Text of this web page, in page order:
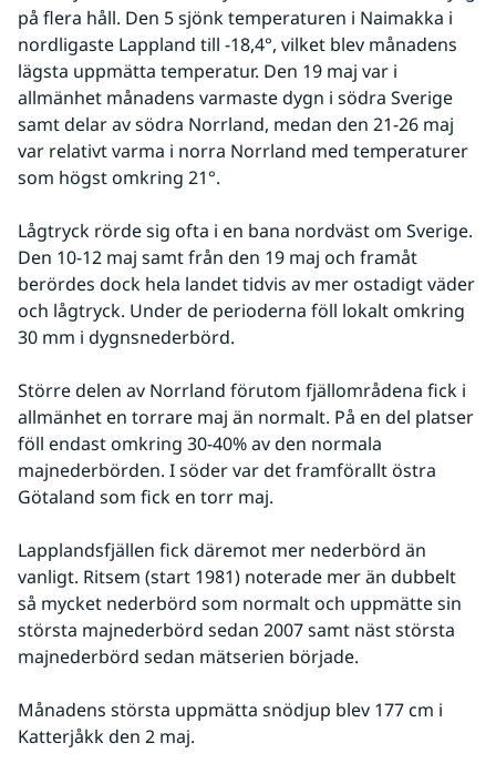
på flera håll. Den 5 sjönk temperaturen i Naimakka i
nordligaste Lappland till -18,4°, vilket blev månadens
lägsta uppmätta temperatur. Den 19 maj var i
allmänhet månadens varmaste dygn i södra Sverige
samt delar av södra Norrland, medan den 21-26 maj
var relativt varma i norra Norrland med temperaturer
som högst omkring 21°.
Lågtryck rörde sig ofta i en bana nordväst om Sverige.
Den 10-12 maj samt från den 19 maj och framåt
berördes dock hela landet tidvis av mer ostadigt väder
och lågtryck. Under de perioderna föll lokalt omkring
30 mm i dygnsnederbörd.
Större delen av Norrland förutom fjällområdena fick i
allmänhet en torrare maj än normalt. På en del platser
föll endast omkring 30-40% av den normala
majnederbörden. I söder var det framförallt östra
Götaland som fick en torr maj.
Lapplandsfjällen fick däremot mer nederbörd än
vanligt. Ritsem (start 1981) noterade mer än dubbelt
så mycket nederbörd som normalt och uppmätte sin
största majnederbörd sedan 2007 samt näst största
majnederbörd sedan mätserien började.
Månadens största uppmätta snödjup blev 177 cm i
Katterjåkk den 2 maj.